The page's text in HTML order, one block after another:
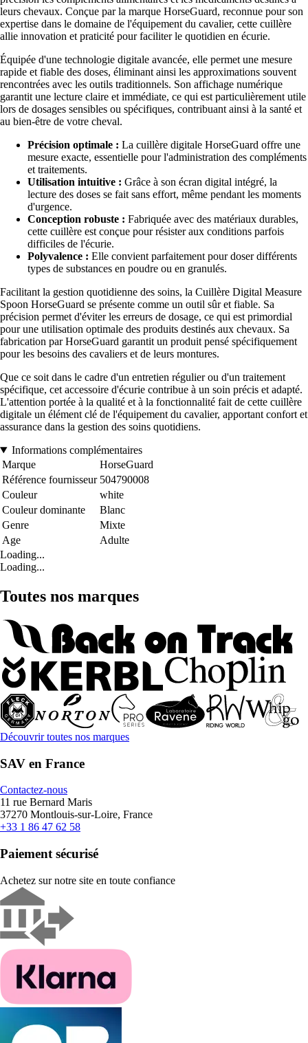
leurs chevaux. Conçue par la marque HorseGuard, reconnue pour son
expertise dans le domaine de l'équipement du cavalier, cette cuillère
allie innovation et praticité pour faciliter le quotidien en écurie.
Équipée d'une technologie digitale avancée, elle permet une mesure
rapide et fiable des doses, éliminant ainsi les approximations souvent
rencontrées avec les outils traditionnels. Son affichage numérique
garantit une lecture claire et immédiate, ce qui est particulièrement utile
lors de dosages sensibles ou spécifiques, contribuant ainsi à la santé et
au bien-être de votre cheval.
Précision optimale : La cuillère digitale HorseGuard offre une
mesure exacte, essentielle pour l'administration des compléments
et traitements.
Utilisation intuitive : Grâce à son écran digital intégré, la
lecture des doses se fait sans effort, même pendant les moments
d'urgence.
Conception robuste : Fabriquée avec des matériaux durables,
cette cuillère est conçue pour résister aux conditions parfois
difficiles de l'écurie.
Polyvalence : Elle convient parfaitement pour doser différents
types de substances en poudre ou en granulés.
Facilitant la gestion quotidienne des soins, la Cuillère Digital Measure
Spoon HorseGuard se présente comme un outil sûr et fiable. Sa
précision permet d'éviter les erreurs de dosage, ce qui est primordial
pour une utilisation optimale des produits destinés aux chevaux. Sa
fabrication par HorseGuard garantit un produit pensé spécifiquement
pour les besoins des cavaliers et de leurs montures.
Que ce soit dans le cadre d'un entretien régulier ou d'un traitement
spécifique, cet accessoire d'écurie contribue à un soin précis et adapté.
L'attention portée à la qualité et à la fonctionnalité fait de cette cuillère
digitale un élément clé de l'équipement du cavalier, apportant confort et
assurance dans la gestion des soins quotidiens.
Informations complémentaires
Marque
HorseGuard
Référence fournisseur 504790008
Couleur
white
Couleur dominante
Blanc
Genre
Mixte
Age
Adulte
Loading...
Loading...
Toutes nos marques
Découvrir toutes nos marques
SAV en France
Contactez-nous
11 rue Bernard Maris
37270 Montlouis-sur-Loire, France
+33 1 86 47 62 58
Paiement sécurisé
Achetez sur notre site en toute confiance